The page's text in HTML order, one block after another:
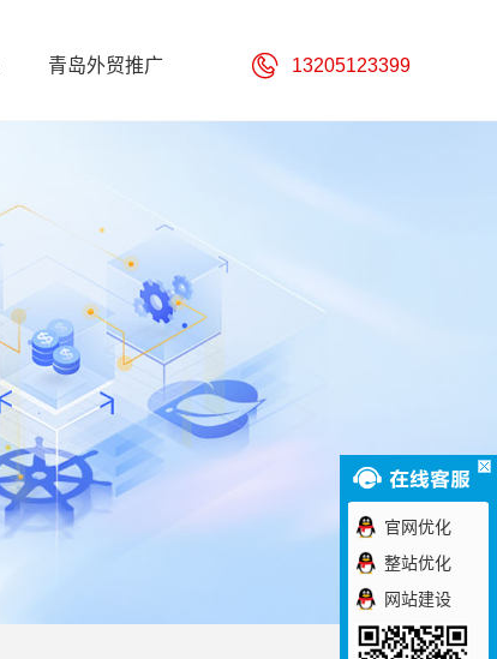
青岛外贸推广 13205123399
官网优化
整站优化
网站建设